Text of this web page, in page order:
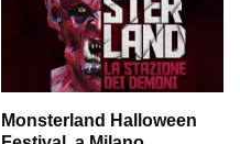
Monsterland Halloween